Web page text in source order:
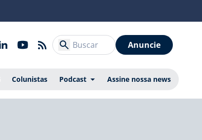
Anuncie
Colunistas Podcast Assine nossa news